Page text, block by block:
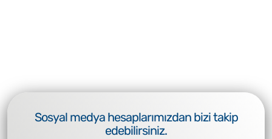
Sosyal medya hesaplarımızdan bizi takip
edebilirsiniz.